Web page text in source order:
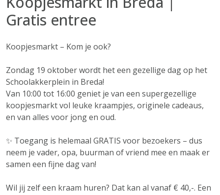
Gratis entree
Koopjesmarkt – Kom je ook?
Zondag 19 oktober wordt het een gezellige dag op het
Schoolakkerplein in Breda!
Van 10:00 tot 16:00 geniet je van een supergezellige
koopjesmarkt vol leuke kraampjes, originele cadeaus,
en van alles voor jong en oud.
✨ Toegang is helemaal GRATIS voor bezoekers – dus
neem je vader, opa, buurman of vriend mee en maak er
samen een fijne dag van!
Wil jij zelf een kraam huren? Dat kan al vanaf € 40,-. Een